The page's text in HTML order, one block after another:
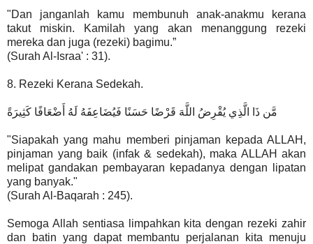
"Dan janganlah kamu membunuh anak-anakmu kerana
takut miskin. Kamilah yang akan menanggung rezeki
mereka dan juga (rezeki) bagimu.”
(Surah Al-Israa' : 31).
8. Rezeki Kerana Sedekah.
مَّن ذَا الَّذِي يُقْرِضُ اللَّهَ قَرْضًا حَسَنًا فَيُضَاعِفَهُ لَهُ أَضْعَافًا كَثِيرَةً
"Siapakah yang mahu memberi pinjaman kepada ALLAH,
pinjaman yang baik (infak & sedekah), maka ALLAH akan
melipat gandakan pembayaran kepadanya dengan lipatan
yang banyak."
(Surah Al-Baqarah : 245).
Semoga Allah sentiasa limpahkan kita dengan rezeki zahir
dan batin yang dapat membantu perjalanan kita menuju